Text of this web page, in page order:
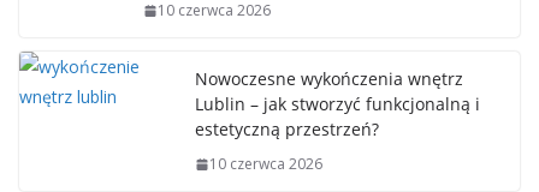
10 czerwca 2026
Nowoczesne wykończenia wnętrz
Lublin – jak stworzyć funkcjonalną i
estetyczną przestrzeń?
10 czerwca 2026